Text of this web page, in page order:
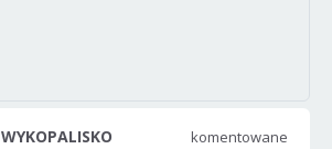
WYKOPALISKO komentowane